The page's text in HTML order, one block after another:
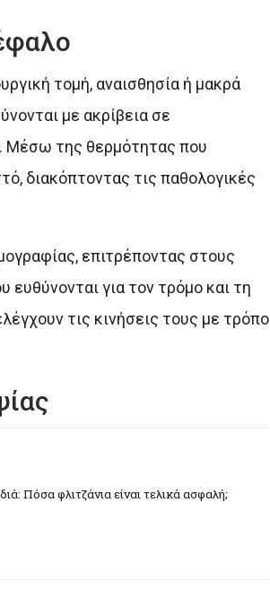
τομή, αναισθησία ή μακρά
με ακρίβεια σε
Μέσω της θερμότητας που
διακόπτοντας τις παθολογικές
επιτρέποντας στους
για τον τρόμο και τη
τις κινήσεις τους με τρόπο
Πόσα φλιτζάνια είναι τελικά ασφαλή;